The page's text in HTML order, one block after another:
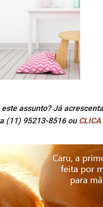
assunto? Já
(11) 95213-8516 ouCLICA